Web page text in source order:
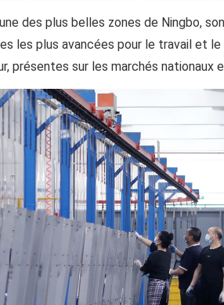
des plus belles zones de Ningbo,
les plus avancées pour le travail et
présentes sur les marchés nationaux